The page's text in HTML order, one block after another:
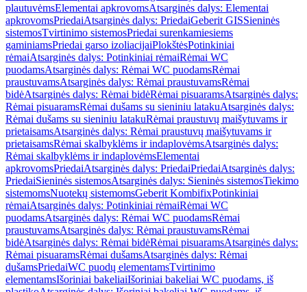
plautuvėmsElementai apkrovomsAtsarginės dalys: Elementai
apkrovomsPriedaiAtsarginės dalys: PriedaiGeberit GISSieninės
sistemosTvirtinimo sistemosPriedai surenkamiesiems
gaminiamsPriedai garso izoliacijaiPlokštėsPotinkiniai
rėmaiAtsarginės dalys: Potinkiniai rėmaiRėmai WC
puodamsAtsarginės dalys: Rėmai WC puodamsRėmai
praustuvamsAtsarginės dalys: Rėmai praustuvamsRėmai
bidėAtsarginės dalys: Rėmai bidėRėmai pisuaramsAtsarginės dalys:
Rėmai pisuaramsRėmai dušams su sieniniu latakuAtsarginės dalys:
Rėmai dušams su sieniniu latakuRėmai praustuvų maišytuvams ir
prietaisamsAtsarginės dalys: Rėmai praustuvų maišytuvams ir
prietaisamsRėmai skalbyklėms ir indaplovėmsAtsarginės dalys:
Rėmai skalbyklėms ir indaplovėmsElementai
apkrovomsPriedaiAtsarginės dalys: PriedaiPriedaiAtsarginės dalys:
PriedaiSieninės sistemosAtsarginės dalys: Sieninės sistemosTiekimo
sistemomsNuotekų sistemomsGeberit KombifixPotinkiniai
rėmaiAtsarginės dalys: Potinkiniai rėmaiRėmai WC
puodamsAtsarginės dalys: Rėmai WC puodamsRėmai
praustuvamsAtsarginės dalys: Rėmai praustuvamsRėmai
bidėAtsarginės dalys: Rėmai bidėRėmai pisuaramsAtsarginės dalys:
Rėmai pisuaramsRėmai dušamsAtsarginės dalys: Rėmai
dušamsPriedaiWC puodų elementamsTvirtinimo
elementamsIšoriniai bakeliaiIšoriniai bakeliai WC puodams, iš